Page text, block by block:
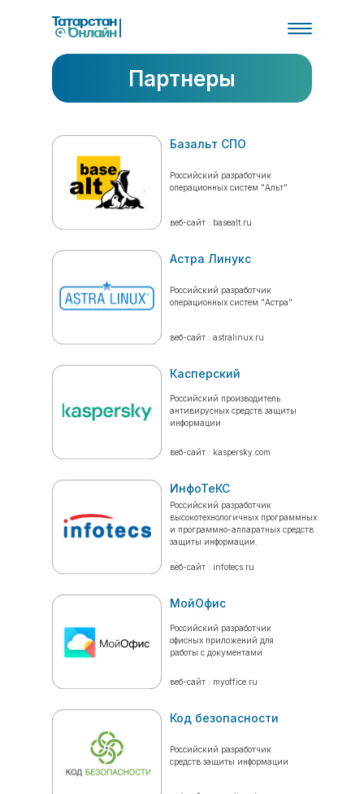
Партнеры
Базальт СПО
Российский разработчик
операционных систем "Альт"
веб-сайт : basealt.ru
Астра Линукс
Российский разработчик
операционных систем "Астра"
веб-сайт : astralinux.ru
Касперский
Российский производитель
антивирусных средств защиты
информации
веб-сайт : kaspersky.com
ИнфоТеКС
Российский разработчик
высокотехнологичных программных
и программно-аппаратных средств
защиты информации.
веб-сайт : infotecs.ru
МойОфис
Российский разработчик
офисных приложений для
работы с документами
веб-сайт : myoffice.ru
Код безопасности
Российский разработчик
средств защиты информации